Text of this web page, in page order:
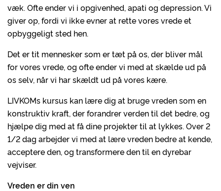
væk. Ofte ender vi i opgivenhed, apati og depression. Vi
giver op, fordi vi ikke evner at rette vores vrede et
opbyggeligt sted hen.
Det er tit mennesker som er tæt på os, der bliver mål
for vores vrede, og ofte ender vi med at skælde ud på
os selv, når vi har skældt ud på vores kære.
LIVKOMs kursus kan lære dig at bruge vreden som en
konstruktiv kraft, der forandrer verden til det bedre, og
hjælpe dig med at få dine projekter til at lykkes. Over 2
1/2 dag arbejder vi med at lære vreden bedre at kende,
acceptere den, og transformere den til en dyrebar
vejviser.
Vreden er din ven